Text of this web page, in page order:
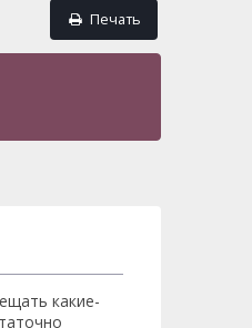
Печать
какие-